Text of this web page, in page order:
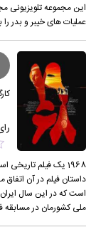
این مجموعه تلویزیونی
عملیات های خیبر و بدر
1968 یک فیلم
است که در این سال
ملی کشورمان در مسابقه